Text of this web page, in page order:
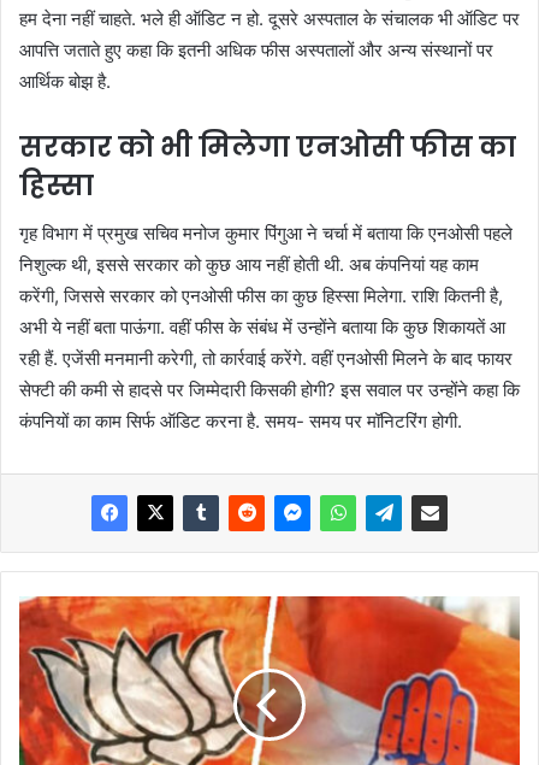
हम देना नहीं चाहते. भले ही ऑडिट न हो. दूसरे अस्पताल के संचालक भी ऑडिट पर
आपत्ति जताते हुए कहा कि इतनी अधिक फीस अस्पतालों और अन्य संस्थानों पर
आर्थिक बोझ है.
सरकार को भी मिलेगा एनओसी फीस का
हिस्सा
गृह विभाग में प्रमुख सचिव मनोज कुमार पिंगुआ ने चर्चा में बताया कि एनओसी पहले
निशुल्क थी, इससे सरकार को कुछ आय नहीं होती थी. अब कंपनियां यह काम
करेंगी, जिससे सरकार को एनओसी फीस का कुछ हिस्सा मिलेगा. राशि कितनी है,
अभी ये नहीं बता पाऊंगा. वहीं फीस के संबंध में उन्होंने बताया कि कुछ शिकायतें आ
रही हैं. एजेंसी मनमानी करेगी, तो कार्रवाई करेंगे. वहीं एनओसी मिलने के बाद फायर
सेफ्टी की कमी से हादसे पर जिम्मेदारी किसकी होगी? इस सवाल पर उन्होंने कहा कि
कंपनियों का काम सिर्फ ऑडिट करना है. समय- समय पर मॉनिटरिंग होगी.